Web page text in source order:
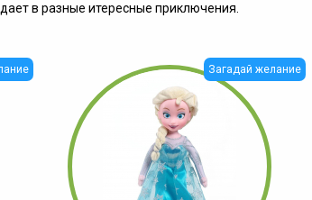
в разные итересные приключения.
Загадай желание